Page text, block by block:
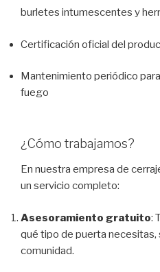
burletes intumescentes y
Certificación oficial del
Mantenimiento periódico
fuego
¿Cómo trabajamos?
En nuestra empresa de
un servicio completo:
Asesoramiento gratuito:
qué tipo de puerta
comunidad.